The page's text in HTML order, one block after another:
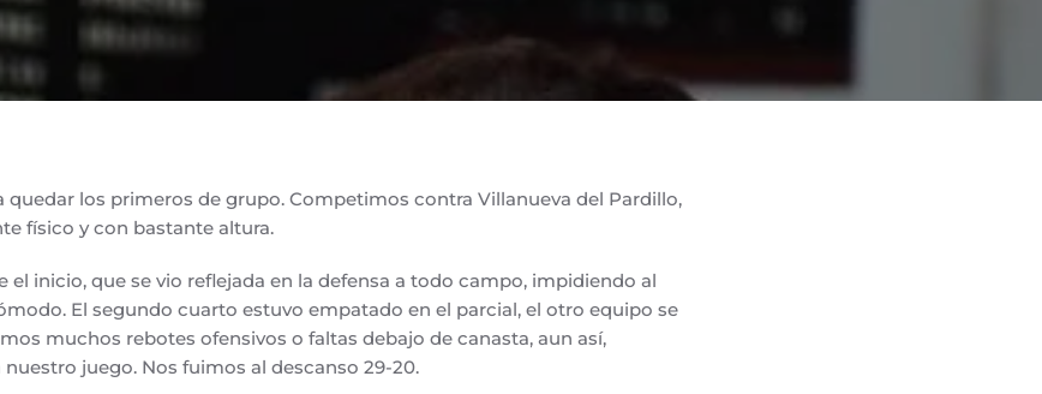
los primeros de grupo. Competimos contra Villanueva del Pardillo,
físico y con bastante altura.
el inicio, que se vio reflejada en la defensa a todo campo, impidiendo al
El segundo cuarto estuvo empatado en el parcial, el otro equipo se
muchos rebotes ofensivos o faltas debajo de canasta, aun así,
juego. Nos fuimos al descanso 29-20.